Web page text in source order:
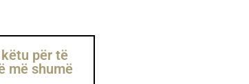
për të
më shumë